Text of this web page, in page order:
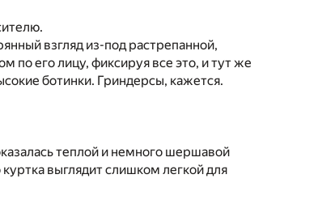
взгляд из-под растрепанной,
по его лицу, фиксируя все это, и тут же
ботинки. Гриндерсы, кажется.
теплой и немного шершавой
выглядит слишком легкой для